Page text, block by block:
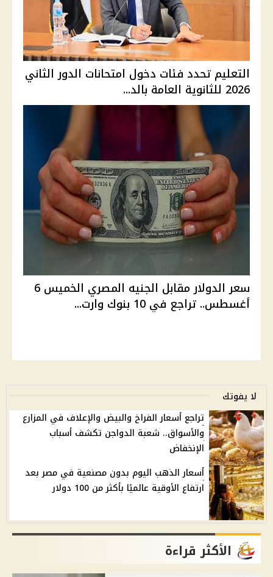
التعليم تحدد فئات دخول امتحانات الدور الثاني
2026 للثانوية العامة بالد...
سعر الدولار مقابل الجنيه المصري الخميس 6
أغسطس.. تراجع في 10 بنوك وارت...
لا يفوتك
تراجع أسعار الفراخ والبيض والإعلاف في المزارع
والأسواق.. شعبة الدواجن تكشف أسباب
الإنخفاض
أسعار الذهب اليوم بدون مصنعية في مصر بعد
ارتفاع الأوقية عالميًا بأكثر من 100 دولار
الأكثر قراءة